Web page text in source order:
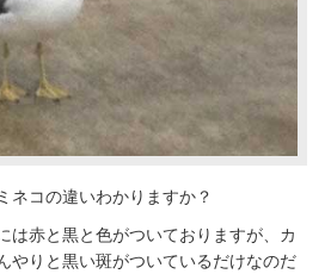
ネコの違いわかりますか？
は赤と黒と色がついておりますが、カ
やりと黒い斑がついているだけなのだ